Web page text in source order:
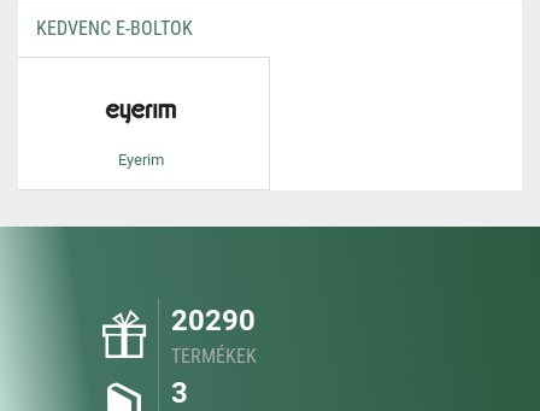
KEDVENC E-BOLTOK
Eyerim
20290
TERMÉKEK
3